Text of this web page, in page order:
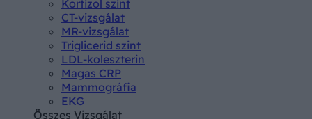
Kortizol szint
CT-vizsgálat
MR-vizsgálat
Triglicerid szint
LDL-koleszterin
Magas CRP
Mammográfia
EKG
Összes Vizsgálat